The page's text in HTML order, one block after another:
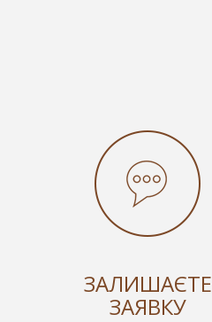
ЗАЛИШАЄТЕ
ЗАЯВКУ